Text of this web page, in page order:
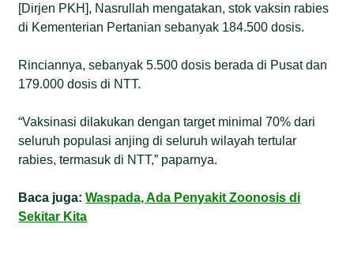
[Dirjen PKH], Nasrullah mengatakan, stok vaksin rabies
di Kementerian Pertanian sebanyak 184.500 dosis.
Rinciannya, sebanyak 5.500 dosis berada di Pusat dan
179.000 dosis di NTT.
“Vaksinasi dilakukan dengan target minimal 70% dari
seluruh populasi anjing di seluruh wilayah tertular
rabies, termasuk di NTT,” paparnya.
Baca juga:Waspada, Ada Penyakit Zoonosis di
Sekitar Kita